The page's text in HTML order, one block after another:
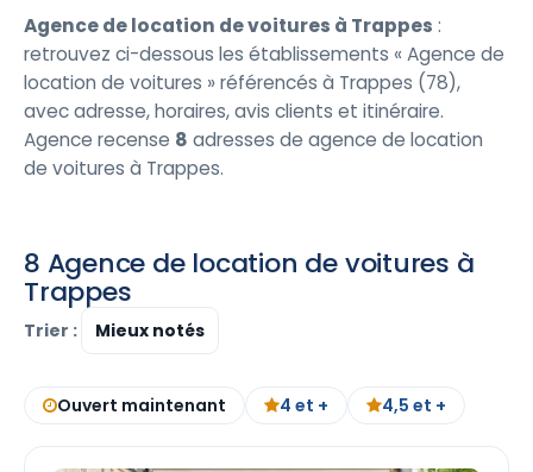
Agence de location de voitures à Trappes :
retrouvez ci-dessous les établissements « Agence de
location de voitures » référencés à Trappes (78),
avec adresse, horaires, avis clients et itinéraire.
Agence recense 8 adresses de agence de location
de voitures à Trappes.
8 Agence de location de voitures à
Trappes
Trier :
Ouvert maintenant 4 et + 4,5 et +